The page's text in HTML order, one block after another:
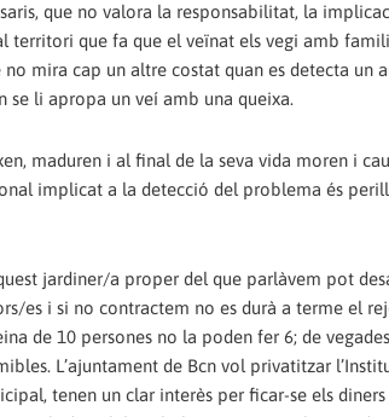
que no valora la responsabilitat, la
territori que fa que el veïnat els vegi amb
no mira cap un altre costat quan es detecta
se li apropa un veí amb una queixa.
maduren i al final de la seva vida moren i
implicat a la detecció del problema és
jardiner/a proper del que parlàvem pot
es i si no contractem no es durà a terme el
de 10 persones no la poden fer 6; de
L’ajuntament de Bcn vol privatitzar
tenen un clar interès per ficar-se els